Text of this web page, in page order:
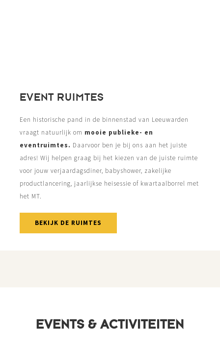
EVENT RUIMTES
Een historische pand in de binnenstad van Leeuwarden
vraagt natuurlijk om mooie publieke- en
eventruimtes. Daarvoor ben je bij ons aan het juiste
adres! Wij helpen graag bij het kiezen van de juiste ruimte
voor jouw verjaardagsdiner, babyshower, zakelijke
productlancering, jaarlijkse heisessie of kwartaalborrel met
het MT.
BEKIJK DE RUIMTES
EVENTS & ACTIVITEITEN